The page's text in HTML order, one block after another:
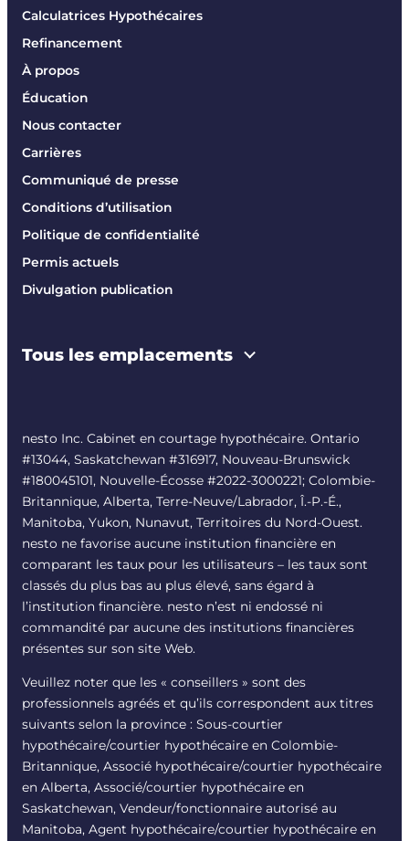
Calculatrices Hypothécaires
Refinancement
À propos
Éducation
Nous contacter
Carrières
Communiqué de presse
Conditions d’utilisation
Politique de confidentialité
Permis actuels
Divulgation publication
Tous les emplacements
nesto Inc. Cabinet en courtage hypothécaire. Ontario
#13044, Saskatchewan #316917, Nouveau-Brunswick
#180045101, Nouvelle-Écosse #2022-3000221; Colombie-
Britannique, Alberta, Terre-Neuve/Labrador, Î.-P.-É.,
Manitoba, Yukon, Nunavut, Territoires du Nord-Ouest.
nesto ne favorise aucune institution financière en
comparant les taux pour les utilisateurs – les taux sont
classés du plus bas au plus élevé, sans égard à
l’institution financière. nesto n’est ni endossé ni
commandité par aucune des institutions financières
présentes sur son site Web.
Veuillez noter que les « conseillers » sont des
professionnels agréés et qu’ils correspondent aux titres
suivants selon la province : Sous-courtier
hypothécaire/courtier hypothécaire en Colombie-
Britannique, Associé hypothécaire/courtier hypothécaire
en Alberta, Associé/courtier hypothécaire en
Saskatchewan, Vendeur/fonctionnaire autorisé au
Manitoba, Agent hypothécaire/courtier hypothécaire en